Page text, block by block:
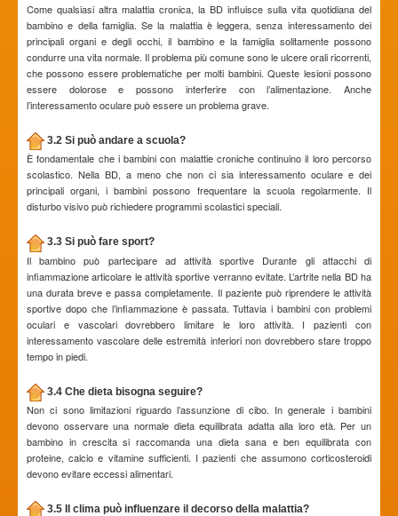
Come qualsiasi altra malattia cronica, la BD influisce sulla vita quotidiana del
bambino e della famiglia. Se la malattia è leggera, senza interessamento dei
principali organi e degli occhi, il bambino e la famiglia solitamente possono
condurre una vita normale. Il problema più comune sono le ulcere orali ricorrenti,
che possono essere problematiche per molti bambini. Queste lesioni possono
essere dolorose e possono interferire con l’alimentazione. Anche
l’interessamento oculare può essere un problema grave.
3.2 Si può andare a scuola?
È fondamentale che i bambini con malattie croniche continuino il loro percorso
scolastico. Nella BD, a meno che non ci sia interessamento oculare e dei
principali organi, i bambini possono frequentare la scuola regolarmente. Il
disturbo visivo può richiedere programmi scolastici speciali.
3.3 Si può fare sport?
Il bambino può partecipare ad attività sportive Durante gli attacchi di
infiammazione articolare le attività sportive verranno evitate. L’artrite nella BD ha
una durata breve e passa completamente. Il paziente può riprendere le attività
sportive dopo che l’infiammazione è passata. Tuttavia i bambini con problemi
oculari e vascolari dovrebbero limitare le loro attività. I pazienti con
interessamento vascolare delle estremità inferiori non dovrebbero stare troppo
tempo in piedi.
3.4 Che dieta bisogna seguire?
Non ci sono limitazioni riguardo l’assunzione di cibo. In generale i bambini
devono osservare una normale dieta equilibrata adatta alla loro età. Per un
bambino in crescita si raccomanda una dieta sana e ben equilibrata con
proteine, calcio e vitamine sufficienti. I pazienti che assumono corticosteroidi
devono evitare eccessi alimentari.
3.5 Il clima può influenzare il decorso della malattia?